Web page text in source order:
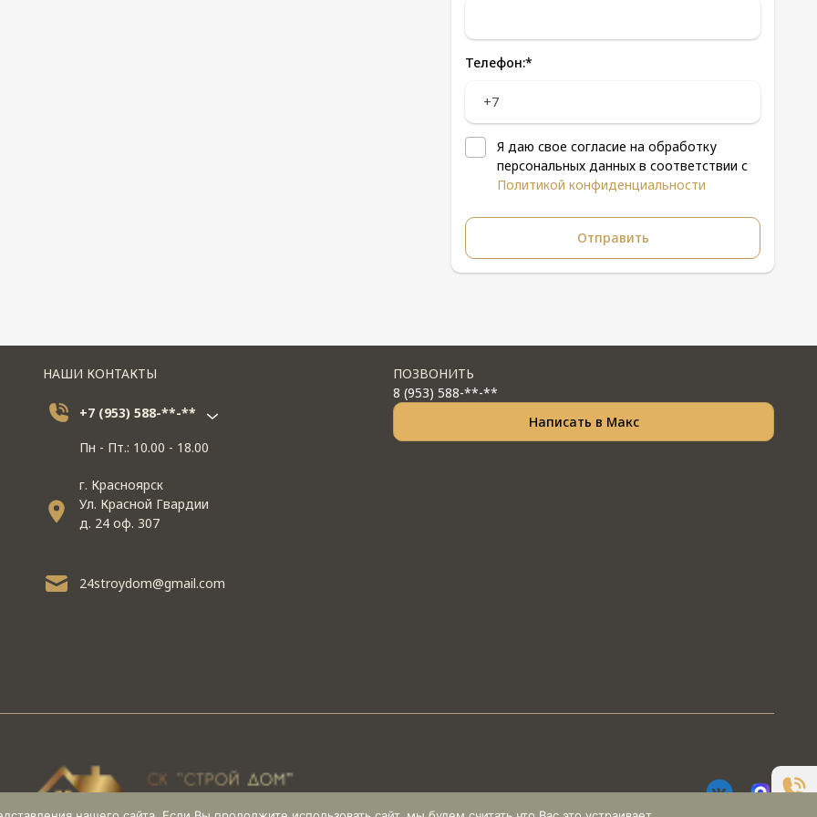
Телефон:*
Я даю свое согласие на обработку
персональных данных в соответствии с
Политикой конфиденциальности
НАШИ КОНТАКТЫ
+7 (953) 588-**-**
Пн - Пт.: 10.00 - 18.00
г. Красноярск
Ул. Красной Гвардии
д. 24 оф. 307
24stroydom@gmail.com
ПОЗВОНИТЬ
8 (953) 588-**-**
Написать в Макс